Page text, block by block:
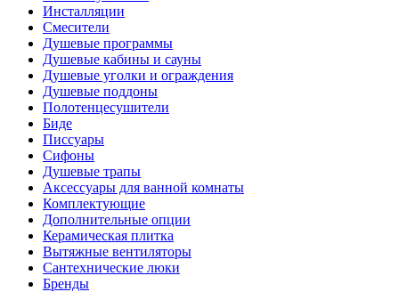
Инсталляции
Смесители
Душевые программы
Душевые кабины и сауны
Душевые уголки и ограждения
Душевые поддоны
Полотенцесушители
Биде
Писсуары
Сифоны
Душевые трапы
Аксессуары для ванной комнаты
Комплектующие
Дополнительные опции
Керамическая плитка
Вытяжные вентиляторы
Сантехнические люки
Бренды